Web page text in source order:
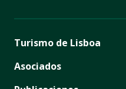
Turismo de Lisboa
Asociados